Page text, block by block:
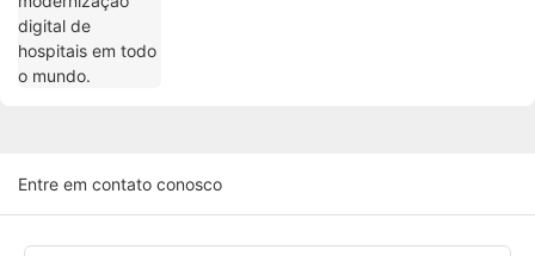
Entre em contato conosco